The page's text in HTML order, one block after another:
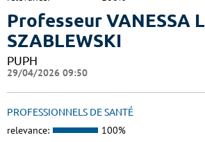
Professeur VANESSA
SZABLEWSKI
PUPH
29/04/2026 09:50
PROFESSIONNELS DE SANTÉ
relevance: 100%